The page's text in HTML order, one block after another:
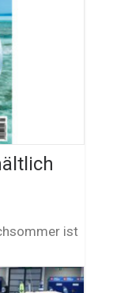
ist